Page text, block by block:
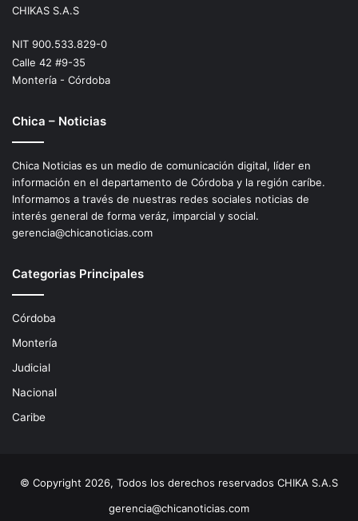
CHIKAS S.A.S
NIT 900.533.829-0
Calle 42 #9-35
Montería - Córdoba
Chica – Noticias
Chica Noticias es un medio de comunicación digital, líder en
información en el departamento de Córdoba y la región caríbe.
Informamos a través de nuestras redes sociales noticias de
interés general de forma veráz, imparcial y social.
gerencia@chicanoticias.com
Categorias Principales
Córdoba
Montería
Judicial
Nacional
Caribe
© Copyright 2026, Todos los derechos reservados CHIKA S.A.S
gerencia@chicanoticias.com